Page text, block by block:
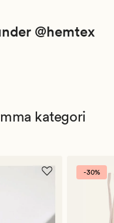
@hemtex
kategori
-30%